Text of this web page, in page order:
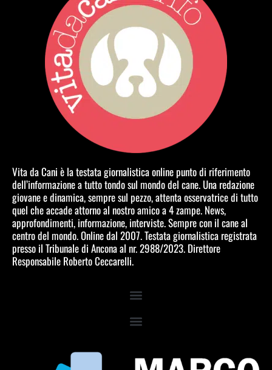
Vita da Cani è la testata giornalistica online punto di riferimento
dell’informazione a tutto tondo sul mondo del cane. Una redazione
giovane e dinamica, sempre sul pezzo, attenta osservatrice di tutto
quel che accade attorno al nostro amico a 4 zampe. News,
approfondimenti, informazione, interviste. Sempre con il cane al
centro del mondo. Online dal 2007. Testata giornalistica registrata
presso il Tribunale di Ancona al nr. 2988/2023. Direttore
Responsabile Roberto Ceccarelli.